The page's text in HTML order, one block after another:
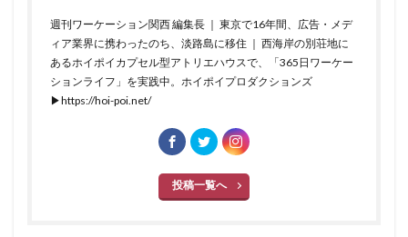
週刊ワーケーション関西 編集長 ｜ 東京で16年間、広告・メデ
ィア業界に携わったのち、淡路島に移住 ｜ 西海岸の別荘地に
あるホイポイカプセル型アトリエハウスで、「365日ワーケー
ションライフ」を実践中。ホイポイプロダクションズ
▶https://hoi-poi.net/
投稿一覧へ